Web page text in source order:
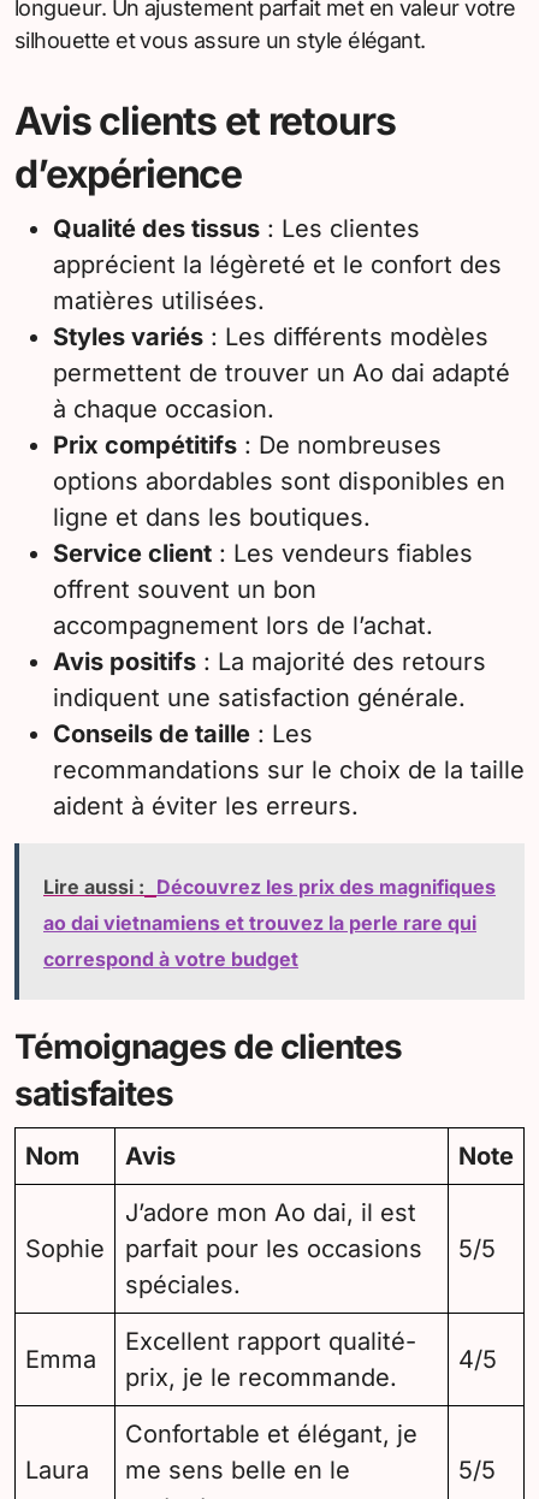
longueur. Un ajustement parfait met en valeur votre
silhouette et vous assure un style élégant.
Avis clients et retours
d’expérience
Qualité des tissus : Les clientes
apprécient la légèreté et le confort des
matières utilisées.
Styles variés : Les différents modèles
permettent de trouver un Ao dai adapté
à chaque occasion.
Prix compétitifs : De nombreuses
options abordables sont disponibles en
ligne et dans les boutiques.
Service client : Les vendeurs fiables
offrent souvent un bon
accompagnement lors de l’achat.
Avis positifs : La majorité des retours
indiquent une satisfaction générale.
Conseils de taille : Les
recommandations sur le choix de la taille
aident à éviter les erreurs.
Lire aussi : Découvrez les prix des magnifiques
ao dai vietnamiens et trouvez la perle rare qui
correspond à votre budget
Témoignages de clientes
satisfaites
Nom Avis Note
Sophie
J’adore mon Ao dai, il est
parfait pour les occasions
spéciales.
5/5
Emma
Excellent rapport qualité-
prix, je le recommande.
4/5
Laura
Confortable et élégant, je
me sens belle en le
5/5